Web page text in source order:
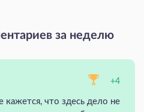
за неделю
+4
что здесь дело не